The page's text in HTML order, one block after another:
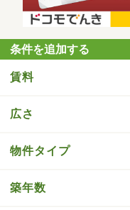
条件を追加する
賃料
広さ
物件タイプ
築年数